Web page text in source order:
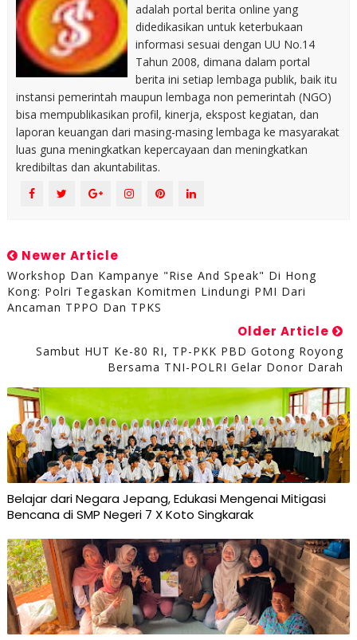
adalah portal berita online yang
didedikasikan untuk keterbukaan
informasi sesuai dengan UU No.14
Tahun 2008, dimana dalam portal
berita ini setiap lembaga publik, baik itu
instansi pemerintah maupun lembaga non pemerintah (NGO)
bisa mempublikasikan profil, kinerja, ekspost kegiatan, dan
laporan keuangan dari masing-masing lembaga ke masyarakat
luas guna meningkatkan kepercayaan dan meningkatkan
kredibiltas dan akuntabilitas.
Newer Article
Workshop Dan Kampanye "Rise And Speak" Di Hong
Kong: Polri Tegaskan Komitmen Lindungi PMI Dari
Ancaman TPPO Dan TPKS
Older Article
Sambut HUT Ke-80 RI, TP-PKK PBD Gotong Royong
Bersama TNI-POLRI Gelar Donor Darah
Belajar dari Negara Jepang, Edukasi Mengenai Mitigasi
Bencana di SMP Negeri 7 X Koto Singkarak